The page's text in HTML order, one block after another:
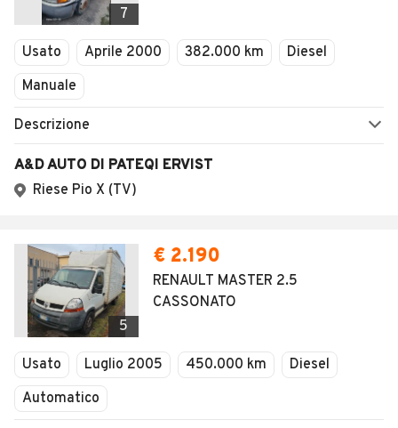
7
Usato Aprile 2000 382.000 km
Diesel
Manuale
Descrizione
A&D AUTO DI PATEQI ERVIST
Riese Pio X (TV)
5
€ 2.190
RENAULT MASTER 2.5
CASSONATO
Usato Luglio 2005 450.000 km
Diesel
Automatico